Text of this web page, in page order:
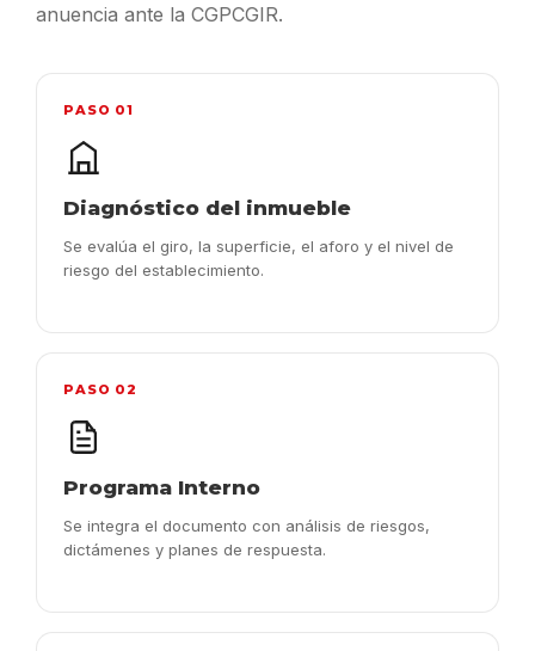
anuencia ante la CGPCGIR.
PASO 01
Diagnóstico del inmueble
Se evalúa el giro, la superficie, el aforo y el nivel de
riesgo del establecimiento.
PASO 02
Programa Interno
Se integra el documento con análisis de riesgos,
dictámenes y planes de respuesta.